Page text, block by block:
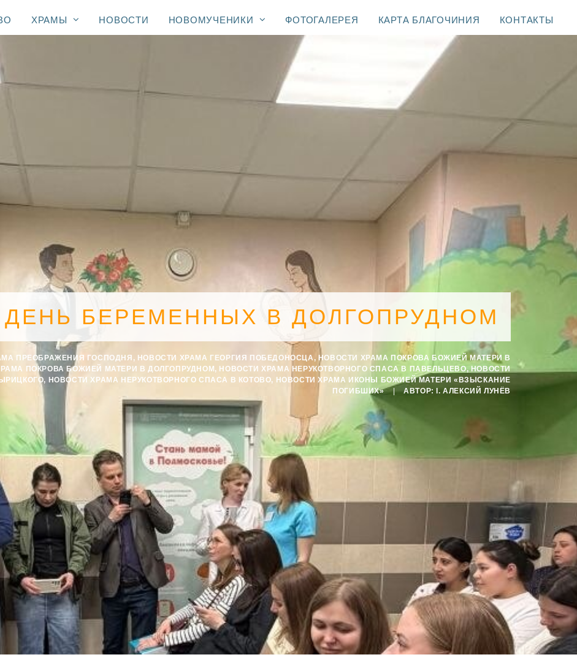
ХРАМЫ НОВОСТИ НОВОМУЧЕНИКИ ФОТОГАЛЕРЕЯ КАРТА БЛАГОЧИНИЯ КОНТАКТЫ
ДЕНЬ БЕРЕМЕННЫХ В ДОЛГОПРУДНОМ
ПРЕОБРАЖЕНИЯ ГОСПОДНЯ , НОВОСТИ ХРАМА ГЕОРГИЯ ПОБЕДОНОСЦА , НОВОСТИ ХРАМА ПОКРОВА БОЖИЕЙ МАТЕРИ В
ПОКРОВА БОЖИЕЙ МАТЕРИ В ДОЛГОПРУДНОМ , НОВОСТИ ХРАМА НЕРУКОТВОРНОГО СПАСА В ПАВЕЛЬЦЕВО, НОВОСТИ
, НОВОСТИ ХРАМА НЕРУКОТВОРНОГО СПАСА В КОТОВО, НОВОСТИ ХРАМА ИКОНЫ БОЖИЕЙ МАТЕРИ «ВЗЫСКАНИЕ
ПОГИБШИХ»
| АВТОР: I. АЛЕКСИЙ ЛУНЁВ